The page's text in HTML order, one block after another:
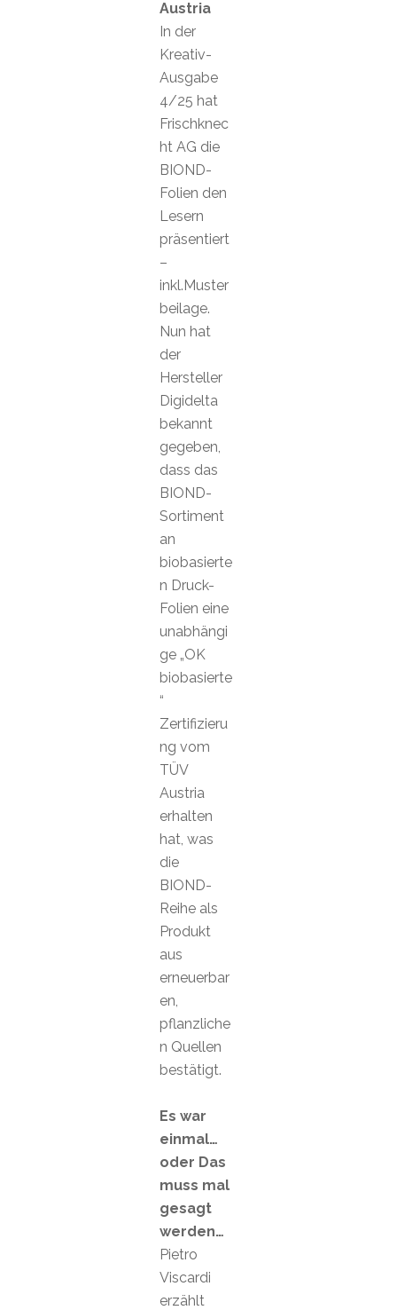
Austria
In der
Kreativ-
Ausgabe
4/25 hat
Frischknec
ht AG die
BIOND-
Folien den
Lesern
präsentiert
–
inkl.Muster
beilage.
Nun hat
der
Hersteller
Digidelta
bekannt
gegeben,
dass das
BIOND-
Sortiment
an
biobasierte
n Druck-
Folien eine
unabhängi
ge „OK
biobasierte
“
Zertifizieru
ng vom
TÜV
Austria
erhalten
hat, was
die
BIOND-
Reihe als
Produkt
aus
erneuerbar
en,
pflanzliche
n Quellen
bestätigt.
Es war
einmal…
oder Das
muss mal
gesagt
werden…
Pietro
Viscardi
erzählt